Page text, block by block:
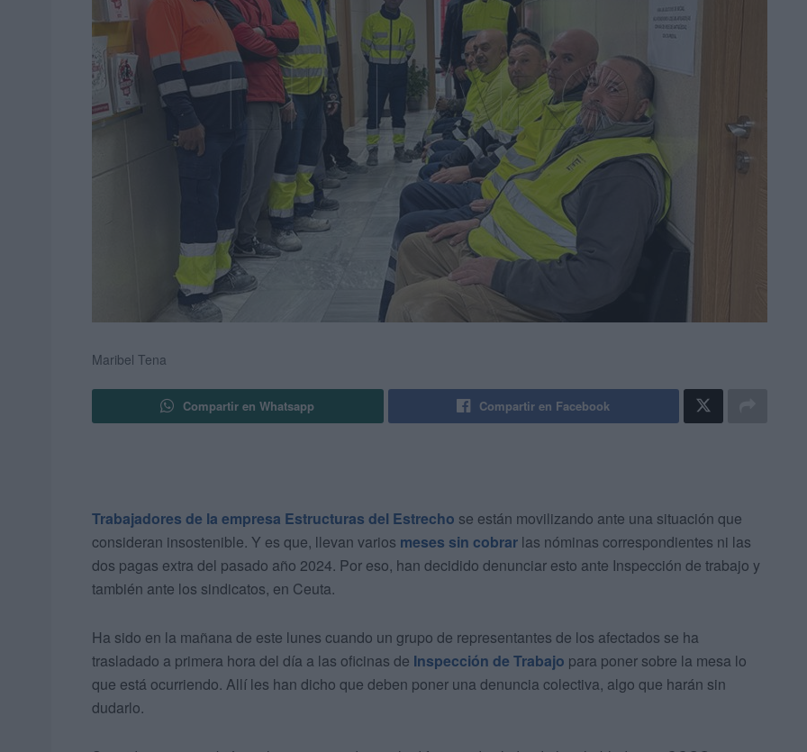
Maribel Tena
Compartir en Whatsapp Compartir en Facebook
Trabajadores de la empresa Estructuras del Estrecho se están movilizando ante una situación que
consideran insostenible. Y es que, llevan varios meses sin cobrar las nóminas correspondientes ni las
dos pagas extra del pasado año 2024. Por eso, han decidido denunciar esto ante Inspección de trabajo y
también ante los sindicatos, en Ceuta.
Ha sido en la mañana de este lunes cuando un grupo de representantes de los afectados se ha
trasladado a primera hora del día a las oficinas de Inspección de Trabajo para poner sobre la mesa lo
que está ocurriendo. Allí les han dicho que deben poner una denuncia colectiva, algo que harán sin
dudarlo.